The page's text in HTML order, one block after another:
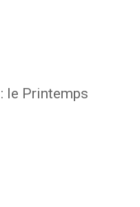
le Printemps